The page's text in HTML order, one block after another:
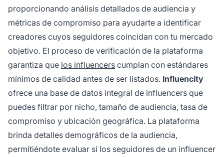
proporcionando análisis detallados de audiencia y
métricas de compromiso para ayudarte a identificar
creadores cuyos seguidores coincidan con tu mercado
objetivo. El proceso de verificación de la plataforma
garantiza que los influencers cumplan con estándares
mínimos de calidad antes de ser listados. Influencity
ofrece una base de datos integral de influencers que
puedes filtrar por nicho, tamaño de audiencia, tasa de
compromiso y ubicación geográfica. La plataforma
brinda detalles demográficos de la audiencia,
permitiéndote evaluar si los seguidores de un influencer